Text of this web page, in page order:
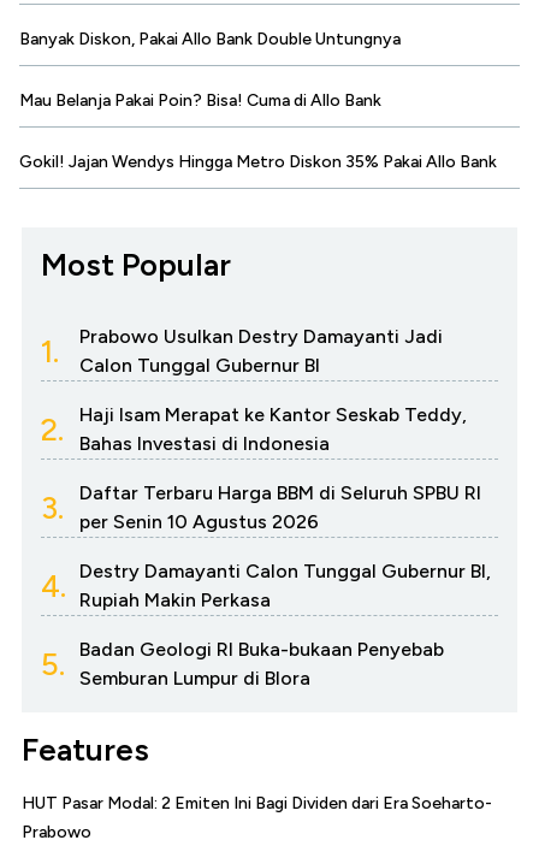
Banyak Diskon, Pakai Allo Bank Double Untungnya
Mau Belanja Pakai Poin? Bisa! Cuma di Allo Bank
Gokil! Jajan Wendys Hingga Metro Diskon 35% Pakai Allo Bank
Most Popular
1.
Prabowo Usulkan Destry Damayanti Jadi
Calon Tunggal Gubernur BI
2.
Haji Isam Merapat ke Kantor Seskab Teddy,
Bahas Investasi di Indonesia
3.
Daftar Terbaru Harga BBM di Seluruh SPBU RI
per Senin 10 Agustus 2026
4.
Destry Damayanti Calon Tunggal Gubernur BI,
Rupiah Makin Perkasa
5.
Badan Geologi RI Buka-bukaan Penyebab
Semburan Lumpur di Blora
Features
HUT Pasar Modal: 2 Emiten Ini Bagi Dividen dari Era Soeharto-
Prabowo